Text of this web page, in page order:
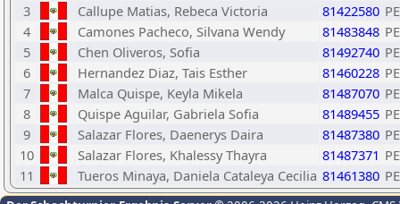
3
Callupe Matias, Rebeca Victoria 81422580
4
Camones Pacheco, Silvana Wendy 81483848
5
Chen Oliveros, Sofia 81492740
6
Hernandez Diaz, Tais Esther 81460228
7
Malca Quispe, Keyla Mikela 81487070
8
Quispe Aguilar, Gabriela Sofia 81489455
9
Salazar Flores, Daenerys Daira 81487380
10
Salazar Flores, Khalessy Thayra 81487371
11
Tueros Minaya, Daniela Cataleya Cecilia 81461380